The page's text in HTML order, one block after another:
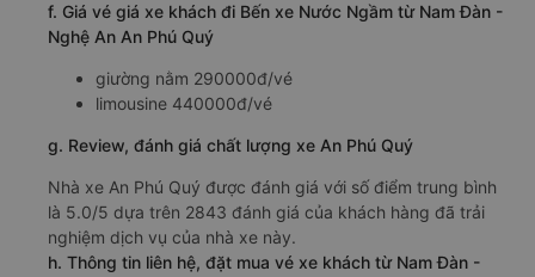
f. Giá vé giá xe khách đi Bến xe Nước Ngầm từ Nam Đàn -
Nghệ An An Phú Quý
giường nằm 290000đ/vé
limousine 440000đ/vé
g. Review, đánh giá chất lượng xe An Phú Quý
Nhà xe An Phú Quý được đánh giá với số điểm trung bình
là 5.0/5 dựa trên 2843 đánh giá của khách hàng đã trải
nghiệm dịch vụ của nhà xe này.
h. Thông tin liên hệ, đặt mua vé xe khách từ Nam Đàn -